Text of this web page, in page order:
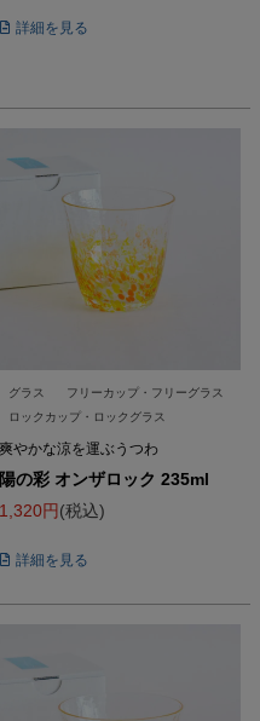
詳細を見る
グラス
フリーカップ・フリーグラス
ロックカップ・ロックグラス
爽やかな涼を運ぶうつわ
陽の彩 オンザロック 235ml
1,320
税込
詳細を見る